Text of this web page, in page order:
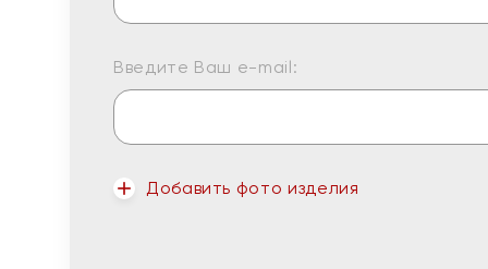
Введите Ваш e-mail:
Добавить фото изделия